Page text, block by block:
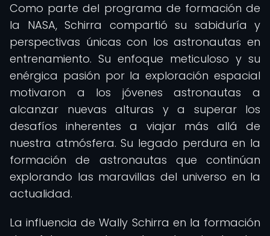
Como parte del programa de formación de
la NASA, Schirra compartió su sabiduría y
perspectivas únicas con los astronautas en
entrenamiento. Su enfoque meticuloso y su
enérgica pasión por la exploración espacial
motivaron a los jóvenes astronautas a
alcanzar nuevas alturas y a superar los
desafíos inherentes a viajar más allá de
nuestra atmósfera. Su legado perdura en la
formación de astronautas que continúan
explorando las maravillas del universo en la
actualidad.
La influencia de Wally Schirra en la formación